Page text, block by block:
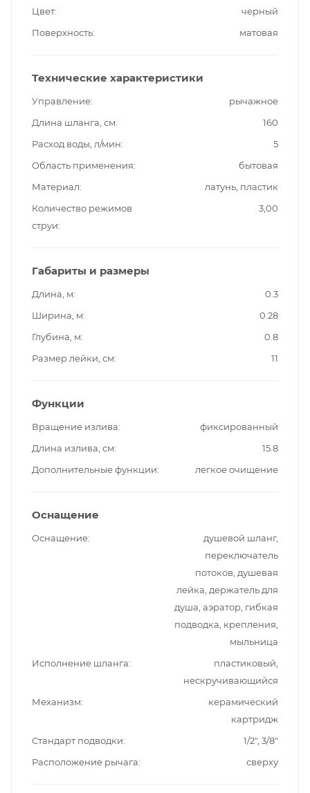
Цвет
черный
Поверхность
матовая
Технические характеристики
Управление
рычажное
Длина шланга, см
160
Расход воды, л/мин
5
Область применения
бытовая
Материал
латунь, пластик
Количество режимов
струи
3,00
Габариты и размеры
Длина, м
0.3
Ширина, м
0.28
Глубина, м
0.8
Размер лейки, см
11
Функции
Вращение излива
фиксированный
Длина излива, см
15.8
Дополнительные функции
легкое очищение
Оснащение
Оснащение
душевой шланг,
переключатель
потоков, душевая
лейка, держатель для
душа, аэратор, гибкая
подводка, крепления,
мыльница
Исполнение шланга
пластиковый,
нескручивающийся
Механизм
керамический
картридж
Стандарт подводки
1/2", 3/8"
Расположение рычага
сверху